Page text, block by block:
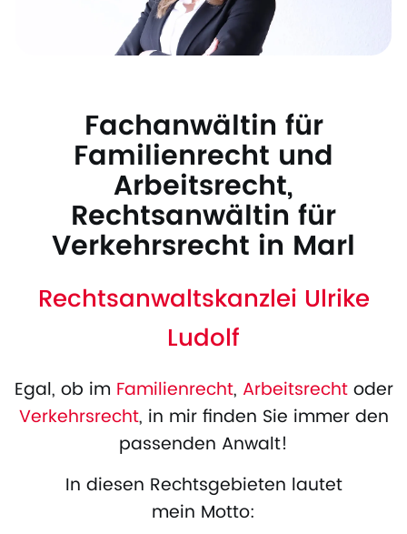
Fachanwältin für
Familienrecht und
Arbeitsrecht,
Rechtsanwältin für
Verkehrsrecht in Marl
Rechtsanwaltskanzlei Ulrike
Ludolf
Egal, ob im Familienrecht, Arbeitsrechtoder
Verkehrsrecht, in mir finden Sie immer den
passenden Anwalt!
In diesen Rechtsgebieten lautet
mein Motto: